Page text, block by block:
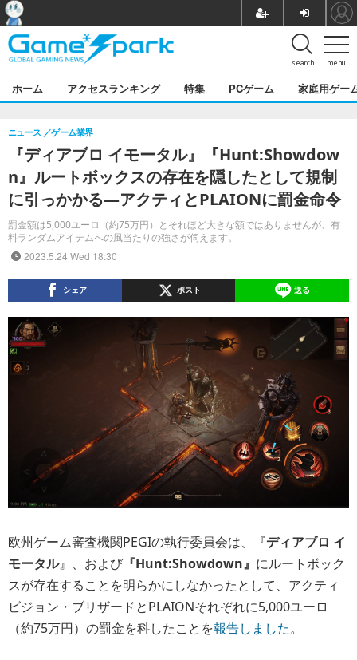
menu
search
ホーム アクセスランキング 特集 PCゲーム 家庭用ゲー
『ディアブロ イモータル』『Hunt:Showdow
n』ルートボックスの存在を隠したとして規制
に引っかかる―アクティとPLAIONに罰金命令
罰金額は5,000ユーロ（約75万円）とそれほど大きな額ではありませんが、有
料ランダムアイテムへの風当たりの強さが伺えます。
ニュース ゲーム業界
2023.5.24 Wed 18:30
シェア ポスト 送る
欧州ゲーム審査機関PEGIの執行委員会は、『ディアブロ イ
モータル』、および 『Hunt:Showdown』 にルートボック
スが存在することを明らかにしなかったとして、アクティ
ビジョン・ブリザードとPLAIONそれぞれに5,000ユーロ
（約75万円）の罰金を科したことを報告しました。